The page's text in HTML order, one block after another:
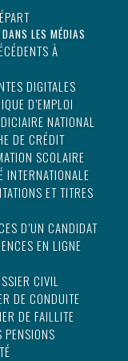
DANS LES MÉDIAS
À
DIGITALES
D’EMPLOI
NATIONAL
DE CRÉDIT
SCOLAIRE
INTERNATIONALE
ET TITRES
D’UN CANDIDAT
EN LIGNE
CIVIL
DE CONDUITE
DE FAILLITE
PENSIONS